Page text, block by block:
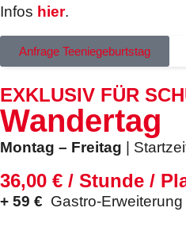
Infos hier.
Anfrage Teeniegeburtstag
EXKLUSIV FÜR
Wandertag
Montag – Freitag |
36,00 € / Stunde /
+ 59 € Gastro-